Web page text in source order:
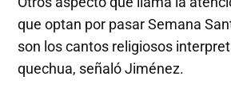
que optan por pasar Semana
son los cantos religiosos
quechua, señaló Jiménez.